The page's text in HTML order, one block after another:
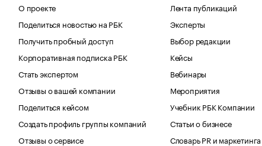
О проекте
Поделиться новостью на РБК
Получить пробный доступ
Корпоративная подписка РБК
Стать экспертом
Отзывы о вашей компании
Поделиться кейсом
Создать профиль группы компаний
Отзывы о сервисе
Лента публикаций
Эксперты
Выбор редакции
Кейсы
Вебинары
Мероприятия
Учебник РБК Компании
Статьи о бизнесе
Словарь PR и маркетинга